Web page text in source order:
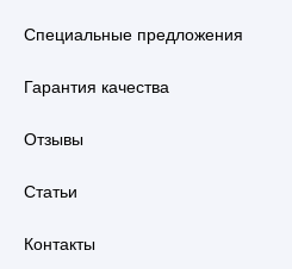
Специальные предложения
Гарантия качества
Отзывы
Статьи
Контакты